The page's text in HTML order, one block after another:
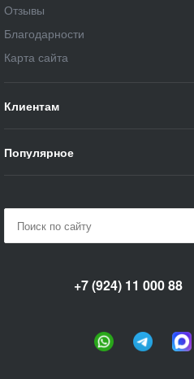
Отзывы
Благодарности
Карта сайта
Клиентам
Популярное
+7 (924) 11 000 88